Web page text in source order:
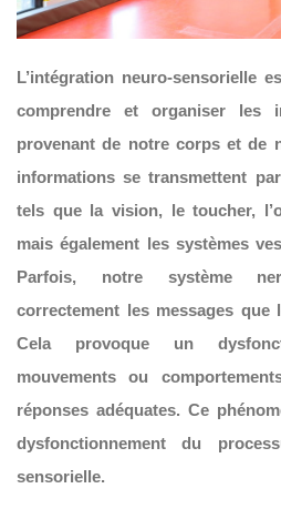
L’intégration neuro-sensorielle
comprendre et organiser les
provenant de notre corps et de
informations se transmettent
tels que la vision, le toucher,
mais également les systèmes
Parfois, notre système
correctement les messages que
Cela provoque un
mouvements ou
réponses adéquates. Ce
dysfonctionnement du
sensorielle.